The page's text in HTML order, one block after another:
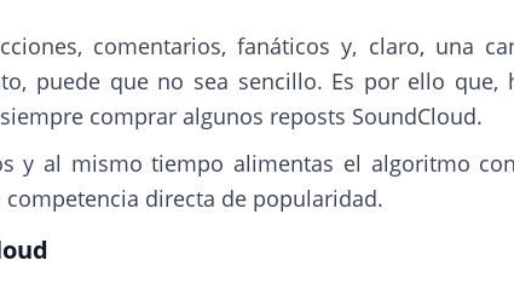
comentarios, fanáticos y, claro, una
puede que no sea sencillo. Es por ello que,
comprar algunos reposts SoundCloud.
al mismo tiempo alimentas el algoritmo
directa de popularidad.